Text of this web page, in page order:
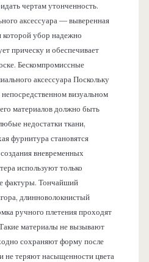
чертам утонченность.
аксессуара — выверенная
которой убор надежно
прическу и обеспечивает
Бескомпромиссные
аксессуара Поскольку
визуальном
материалов должно быть
недостатки ткани,
фурнитура становятся
вневременных
используют только
фактуры. Тончайший
длинноволокнистый
ручного плетения проходят
материалы не вызывают
сохраняют форму после
не теряют насыщенности цвета